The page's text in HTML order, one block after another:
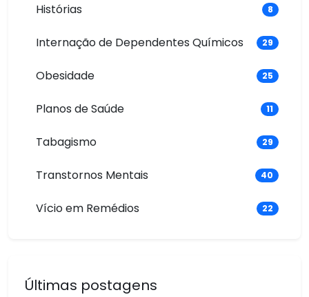
Histórias 8
Internação de Dependentes Químicos 29
Obesidade 25
Planos de Saúde 11
Tabagismo 29
Transtornos Mentais 40
Vício em Remédios 22
Últimas postagens